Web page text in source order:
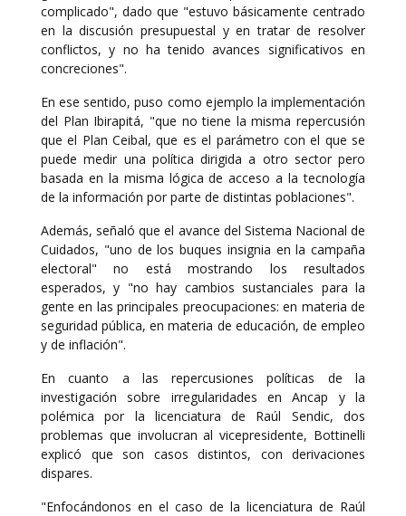
complicado", dado que "estuvo básicamente centrado
en la discusión presupuestal y en tratar de resolver
conflictos, y no ha tenido avances significativos en
concreciones".
En ese sentido, puso como ejemplo la implementación
del Plan Ibirapitá, "que no tiene la misma repercusión
que el Plan Ceibal, que es el parámetro con el que se
puede medir una política dirigida a otro sector pero
basada en la misma lógica de acceso a la tecnología
de la información por parte de distintas poblaciones".
Además, señaló que el avance del Sistema Nacional de
Cuidados, "uno de los buques insignia en la campaña
electoral" no está mostrando los resultados
esperados, y "no hay cambios sustanciales para la
gente en las principales preocupaciones: en materia de
seguridad pública, en materia de educación, de empleo
y de inflación".
En cuanto a las repercusiones políticas de la
investigación sobre irregularidades en Ancap y la
polémica por la licenciatura de Raúl Sendic, dos
problemas que involucran al vicepresidente, Bottinelli
explicó que son casos distintos, con derivaciones
dispares.
"Enfocándonos en el caso de la licenciatura de Raúl